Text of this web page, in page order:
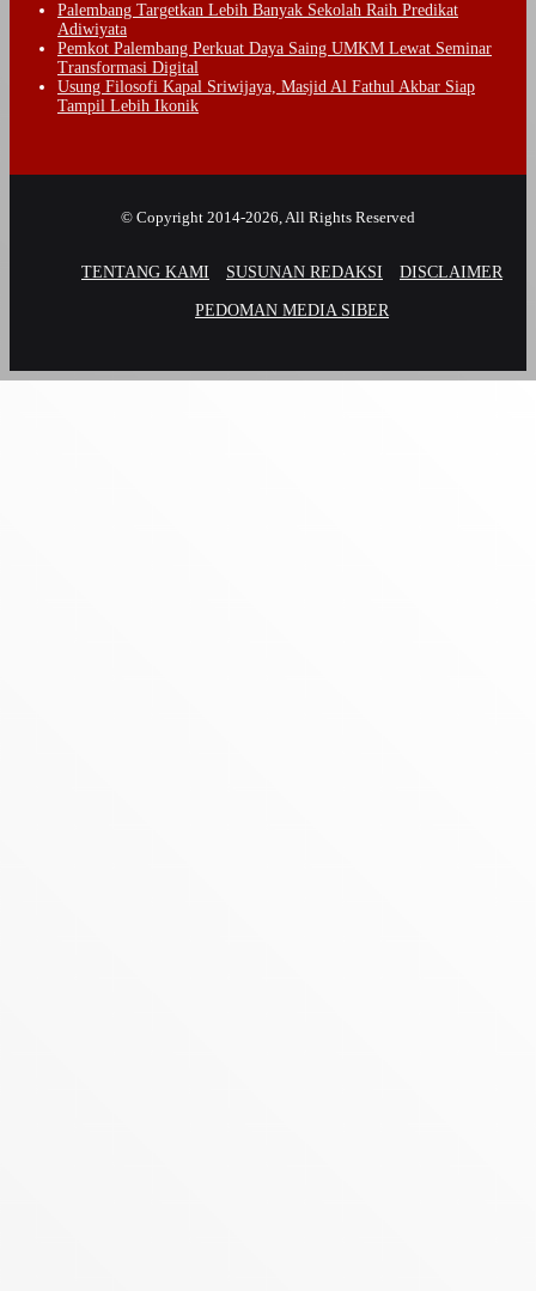
Palembang Targetkan Lebih Banyak Sekolah Raih Predikat
Adiwiyata
Pemkot Palembang Perkuat Daya Saing UMKM Lewat Seminar
Transformasi Digital
Usung Filosofi Kapal Sriwijaya, Masjid Al Fathul Akbar Siap
Tampil Lebih Ikonik
© Copyright 2014-2026, All Rights Reserved
TENTANG KAMI SUSUNAN REDAKSI DISCLAIMER
PEDOMAN MEDIA SIBER